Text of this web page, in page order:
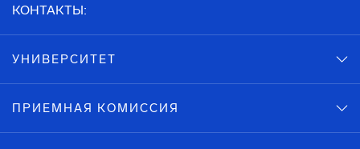
КОНТАКТЫ:
УНИВЕРСИТЕТ
ПРИЕМНАЯ КОМИССИЯ